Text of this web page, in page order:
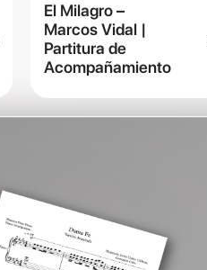
El Milagro –
Marcos Vidal |
Partitura de
Acompañamiento